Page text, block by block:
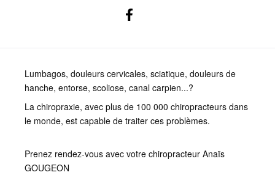
Lumbagos, douleurs cervicales, sciatique, douleurs de
hanche, entorse, scoliose, canal carpien...?
La chiropraxie, avec plus de 100 000 chiropracteurs dans
le monde, est capable de traiter ces problèmes.
Prenez rendez-vous avec votre chiropracteur Anaïs
GOUGEON